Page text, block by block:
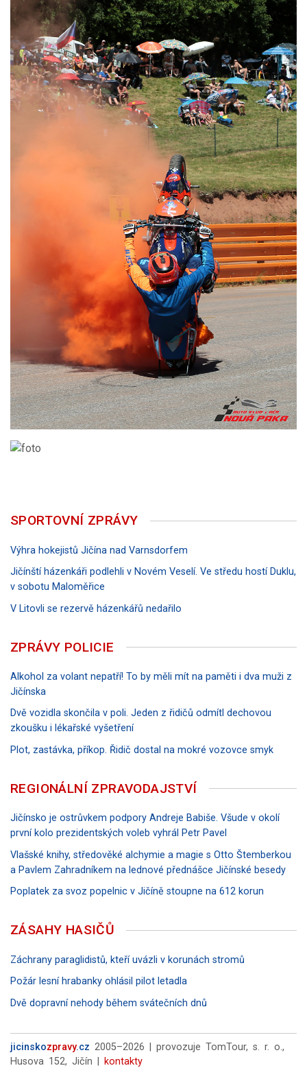
SPORTOVNÍ ZPRÁVY
Výhra hokejistů Jičína nad Varnsdorfem
Jičínští házenkáři podlehli v Novém Veselí. Ve středu hostí Duklu,
v sobotu Maloměřice
V Litovli se rezervě házenkářů nedařilo
ZPRÁVY POLICIE
Alkohol za volant nepatří! To by měli mít na paměti i dva muži z
Jičínska
Dvě vozidla skončila v poli. Jeden z řidičů odmítl dechovou
zkoušku i lékařské vyšetření
Plot, zastávka, příkop. Řidič dostal na mokré vozovce smyk
REGIONÁLNÍ ZPRAVODAJSTVÍ
Jičínsko je ostrůvkem podpory Andreje Babiše. Všude v okolí
první kolo prezidentských voleb vyhrál Petr Pavel
Vlašské knihy, středověké alchymie a magie s Otto Štemberkou
a Pavlem Zahradníkem na lednové přednášce Jičínské besedy
Poplatek za svoz popelnic v Jičíně stoupne na 612 korun
ZÁSAHY HASIČŮ
Záchrany paraglidistů, kteří uvázli v korunách stromů
Požár lesní hrabanky ohlásil pilot letadla
Dvě dopravní nehody během svátečních dnů
jicinskozpravy.cz 2005–2026 | provozuje TomTour, s. r. o.,
Husova 152, Jičín | kontakty